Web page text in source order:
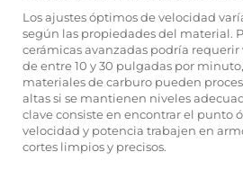
Los ajustes óptimos de velocidad
según las propiedades del material.
cerámicas avanzadas podría
de entre 10 y 30 pulgadas por
materiales de carburo pueden
altas si se mantienen niveles
clave consiste en encontrar el punto
velocidad y potencia trabajen en
cortes limpios y precisos.